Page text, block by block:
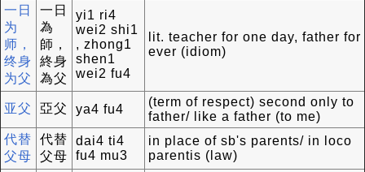
一日
为
师，
终身
为父
一日
為
師，
終身
為父
yi1 ri4
wei2 shi1
, zhong1
shen1
wei2 fu4
lit. teacher for one day, father for
ever (idiom)
亚父 亞父 ya4 fu4
(term of respect) second only to
father/ like a father (to me)
代替
父母
代替
父母
dai4 ti4
fu4 mu3
in place of sb's parents/ in loco
parentis (law)